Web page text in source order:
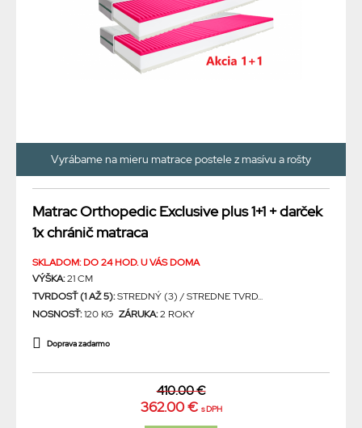
Vyrábame na mieru matrace postele z masívu a rošty
Matrac Orthopedic Exclusive plus 1+1 + darček
1x chránič matraca
SKLADOM: DO 24 HOD. U VÁS DOMA
VÝŠKA:21 CM
TVRDOSŤ (1 AŽ 5):STREDNÝ (3) / STREDNE TVRD...
NOSNOSŤ:120 KG ZÁRUKA:2 ROKY
Doprava zadarmo
410.00 €
362.00 € s DPH